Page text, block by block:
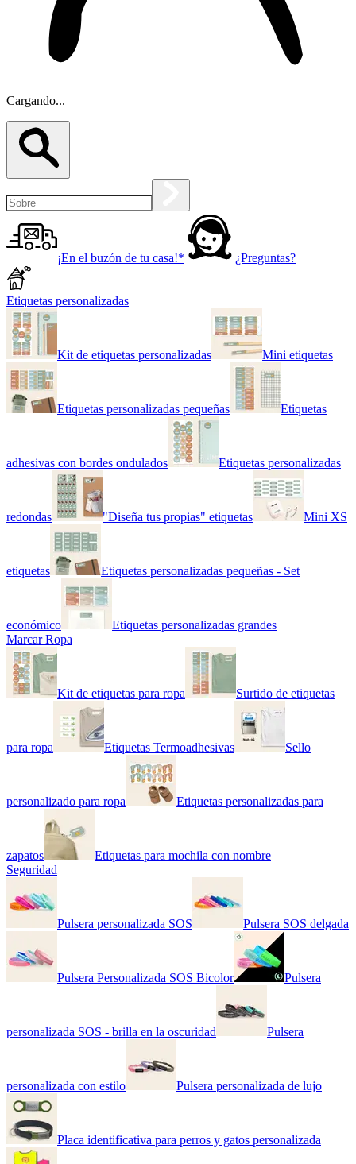
Cargando...
¡En el buzón de tu casa!* ¿Preguntas?
Etiquetas personalizadas
Kit de etiquetas personalizadas Mini etiquetas
Etiquetas personalizadas pequeñas Etiquetas
adhesivas con bordes ondulados Etiquetas personalizadas
redondas "Diseña tus propias" etiquetas Mini XS
etiquetas Etiquetas personalizadas pequeñas - Set
económico
Etiquetas personalizadas grandes
Marcar Ropa
Kit de etiquetas para ropa Surtido de etiquetas
para ropa Etiquetas Termoadhesivas Sello
personalizado para ropa Etiquetas personalizadas para
zapatos
Etiquetas para mochila con nombre
Seguridad
Pulsera personalizada SOS Pulsera SOS delgada
Pulsera Personalizada SOS Bicolor Pulsera
personalizada SOS - brilla en la oscuridad Pulsera
personalizada con estilo Pulsera personalizada de lujo
Placa identificativa para perros y gatos personalizada